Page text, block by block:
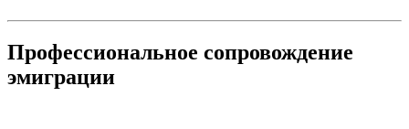
Профессиональное сопровождение
эмиграции